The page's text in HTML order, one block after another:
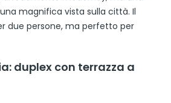
magnifica vista sulla città. Il
due persone, ma perfetto per
duplex con terrazza a